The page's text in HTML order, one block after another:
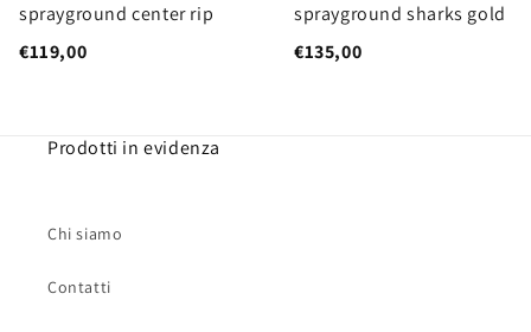
sprayground center rip
€119,00
sprayground sharks gold
€135,00
Prodotti in evidenza
Chi siamo
Contatti